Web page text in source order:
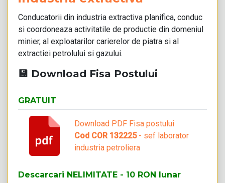
Conducatorii din industria extractiva planifica, conduc
si coordoneaza activitatile de productie din domeniul
minier, al exploatarilor carierelor de piatra si al
extractiei petrolului si gazului.
💾 Download Fisa Postului
GRATUIT
Download PDF Fisa postului
Cod COR 132225- sef laborator
industria petroliera
Descarcari NELIMITATE - 10 RON lunar